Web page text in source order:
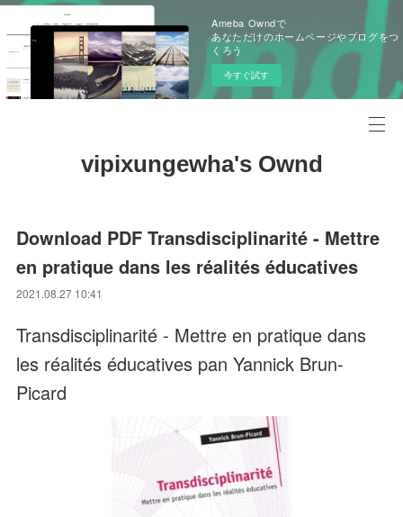
Ameba Owndで
あなただけのホームページやブログをつ
くろう
今すぐ試す
vipixungewha's Ownd
Download PDF Transdisciplinarité - Mettre
en pratique dans les réalités éducatives
2021.08.27 10:41
Transdisciplinarité - Mettre en pratique dans
les réalités éducatives pan Yannick Brun-
Picard